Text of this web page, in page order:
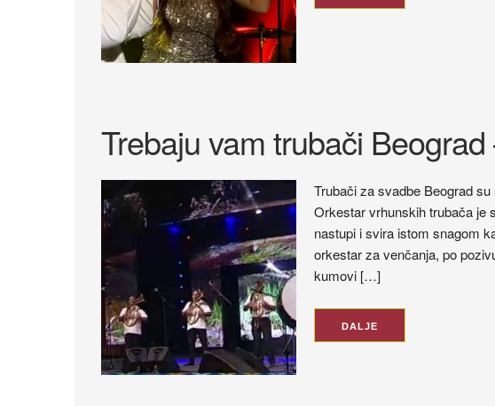
Trebaju vam trubači
Trubači za svadbe Beograd
Orkestar vrhunskih trubača je
nastupi i svira istom snagom
orkestar za venčanja, po
kumovi […]
DALJE